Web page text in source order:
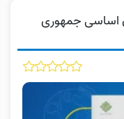
اساسی جمهوری